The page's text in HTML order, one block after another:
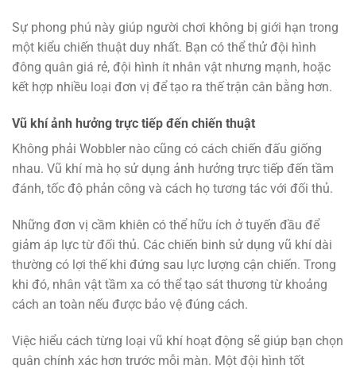
Sự phong phú này giúp người chơi không bị giới hạn trong
một kiểu chiến thuật duy nhất. Bạn có thể thử đội hình
đông quân giá rẻ, đội hình ít nhân vật nhưng mạnh, hoặc
kết hợp nhiều loại đơn vị để tạo ra thế trận cân bằng hơn.
Vũ khí ảnh hưởng trực tiếp đến chiến thuật
Không phải Wobbler nào cũng có cách chiến đấu giống
nhau. Vũ khí mà họ sử dụng ảnh hưởng trực tiếp đến tầm
đánh, tốc độ phản công và cách họ tương tác với đối thủ.
Những đơn vị cầm khiên có thể hữu ích ở tuyến đầu để
giảm áp lực từ đối thủ. Các chiến binh sử dụng vũ khí dài
thường có lợi thế khi đứng sau lực lượng cận chiến. Trong
khi đó, nhân vật tầm xa có thể tạo sát thương từ khoảng
cách an toàn nếu được bảo vệ đúng cách.
Việc hiểu cách từng loại vũ khí hoạt động sẽ giúp bạn chọn
quân chính xác hơn trước mỗi màn. Một đội hình tốt